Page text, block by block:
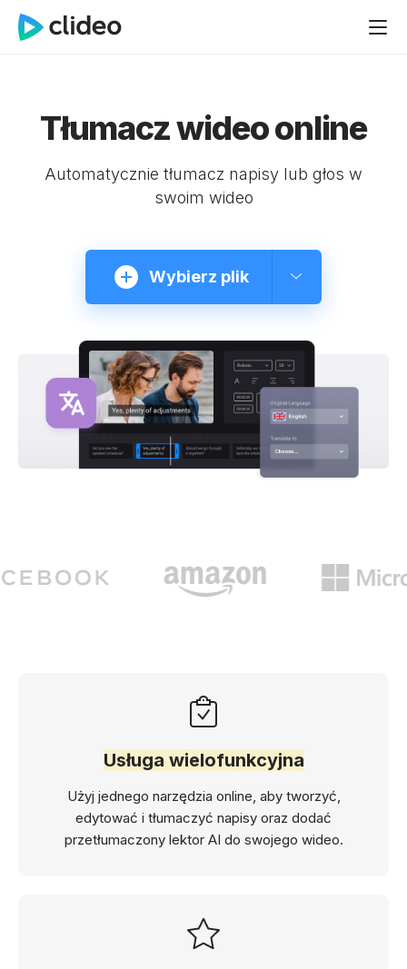
Tłumacz wideo online
Automatycznie tłumacz napisy lub głos w
swoim wideo
Wybierz plik
Usługa wielofunkcyjna
Użyj jednego narzędzia online, aby tworzyć,
edytować i tłumaczyć napisy oraz dodać
przetłumaczony lektor AI do swojego wideo.